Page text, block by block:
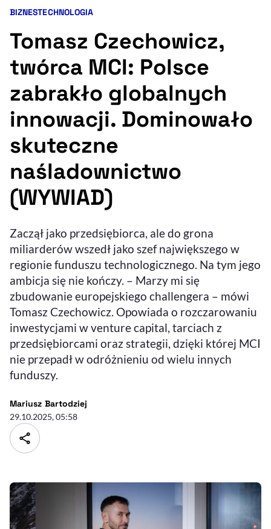
Ułatwienia dostępności wspierają:
Sprawdź, jak i dlaczego zwiększamy dostępność
Kategorie artykułu:
BIZNESTECHNOLOGIA
Tomasz Czechowicz,
twórca MCI: Polsce
zabrakło globalnych
innowacji. Dominowało
skuteczne
naśladownictwo
(WYWIAD)
Zaczął jako przedsiębiorca, ale do grona
miliarderów wszedł jako szef największego w
regionie funduszu technologicznego. Na tym jego
ambicja się nie kończy. – Marzy mi się
zbudowanie europejskiego challengera – mówi
Tomasz Czechowicz. Opowiada o rozczarowaniu
inwestycjami w venture capital, tarciach z
przedsiębiorcami oraz strategii, dzięki której MCI
nie przepadł w odróżnieniu od wielu innych
funduszy.
Mariusz Bartodziej
29.10.2025, 05:58